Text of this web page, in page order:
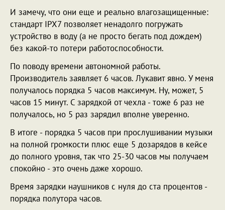
И замечу, что они еще и реально влагозащищенные:
стандарт IPX7 позволяет ненадолго погружать
устройство в воду (а не просто бегать под дождем)
без какой-то потери работоспособности.
По поводу времени автономной работы.
Производитель заявляет 6 часов. Лукавит явно. У меня
получалось порядка 5 часов максимум. Ну, может, 5
часов 15 минут. С зарядкой от чехла - тоже 6 раз не
получалось, но 5 раз зарядил вполне уверенно.
В итоге - порядка 5 часов при прослушивании музыки
на полной громкости плюс еще 5 дозарядов в кейсе
до полного уровня, так что 25-30 часов мы получаем
спокойно - это очень даже хорошо.
Время зарядки наушников с нуля до ста процентов -
порядка полутора часов.